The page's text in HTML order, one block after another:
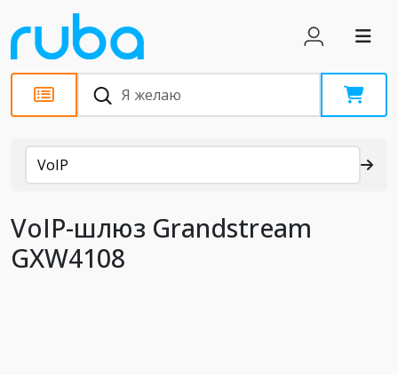
Каталог
VoIP
VoIP-шлюз Grandstream
GXW4108